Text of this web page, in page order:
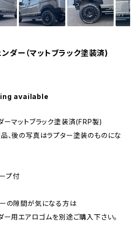
ダー（マットブラック塗装済)
available
ーマットブラック塗装済(FRP製)
、後の写真はラプター塗装のものにな
プ付
の隙間が気になる方は
ー用エアロゴムを別途ご購入下さい。